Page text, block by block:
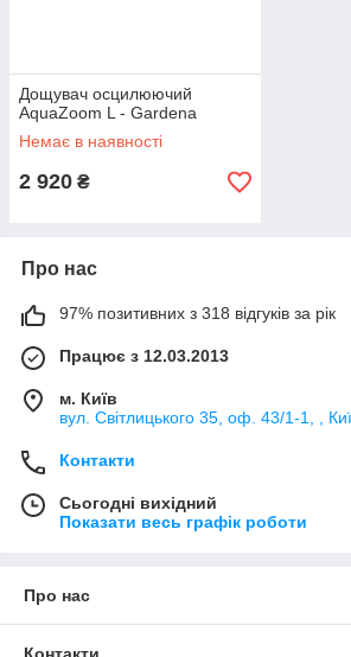
Дощувач осцилюючий
AquaZoom L - Gardena
Немає в наявності
2 920 ₴
Про нас
97% позитивних з 318 відгуків за рік
Працює з 12.03.2013
м. Київ
вул. Світлицького 35, оф. 43/1-1, ,
Контакти
Сьогодні вихідний
Показати весь графік роботи
Про нас